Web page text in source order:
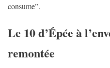
consume”.
Le 10 d’Épée à
remontée